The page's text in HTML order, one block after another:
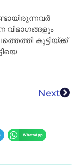
വിഭാഗങ്ങളും
കുട്ടിയ്ക്ക്
Next
WhatsApp